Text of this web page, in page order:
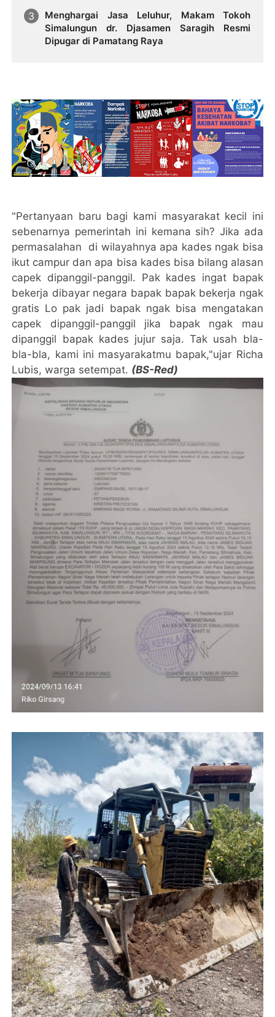
Menghargai Jasa Leluhur, Makam Tokoh
Simalungun dr. Djasamen Saragih Resmi
Dipugar di Pamatang Raya
"Pertanyaan baru bagi kami masyarakat kecil ini
sebenarnya pemerintah ini kemana sih? Jika ada
permasalahan di wilayahnya apa kades ngak bisa
ikut campur dan apa bisa kades bisa bilang alasan
capek dipanggil-panggil. Pak kades ingat bapak
bekerja dibayar negara bapak bapak bekerja ngak
gratis Lo pak jadi bapak ngak bisa mengatakan
capek dipanggil-panggil jika bapak ngak mau
dipanggil bapak kades jujur saja. Tak usah bla-
bla-bla, kami ini masyarakatmu bapak,"ujar Richa
Lubis, warga setempat. (BS-Red)